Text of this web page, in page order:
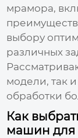
мрамора,
преимуществ
выбору
различных
модели, так
обработки
Как
машин для